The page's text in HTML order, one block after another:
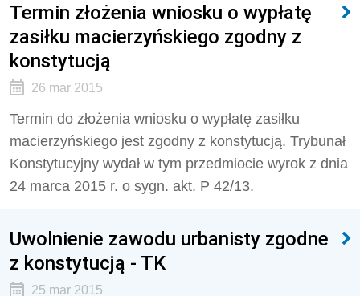
Termin złożenia wniosku o wypłatę
zasiłku macierzyńskiego zgodny z
konstytucją
26 mar 2015
Termin do złożenia wniosku o wypłatę zasiłku
macierzyńskiego jest zgodny z konstytucją. Trybunał
Konstytucyjny wydał w tym przedmiocie wyrok z dnia
24 marca 2015 r. o sygn. akt. P 42/13.
Uwolnienie zawodu urbanisty zgodne
z konstytucją - TK
25 mar 2015